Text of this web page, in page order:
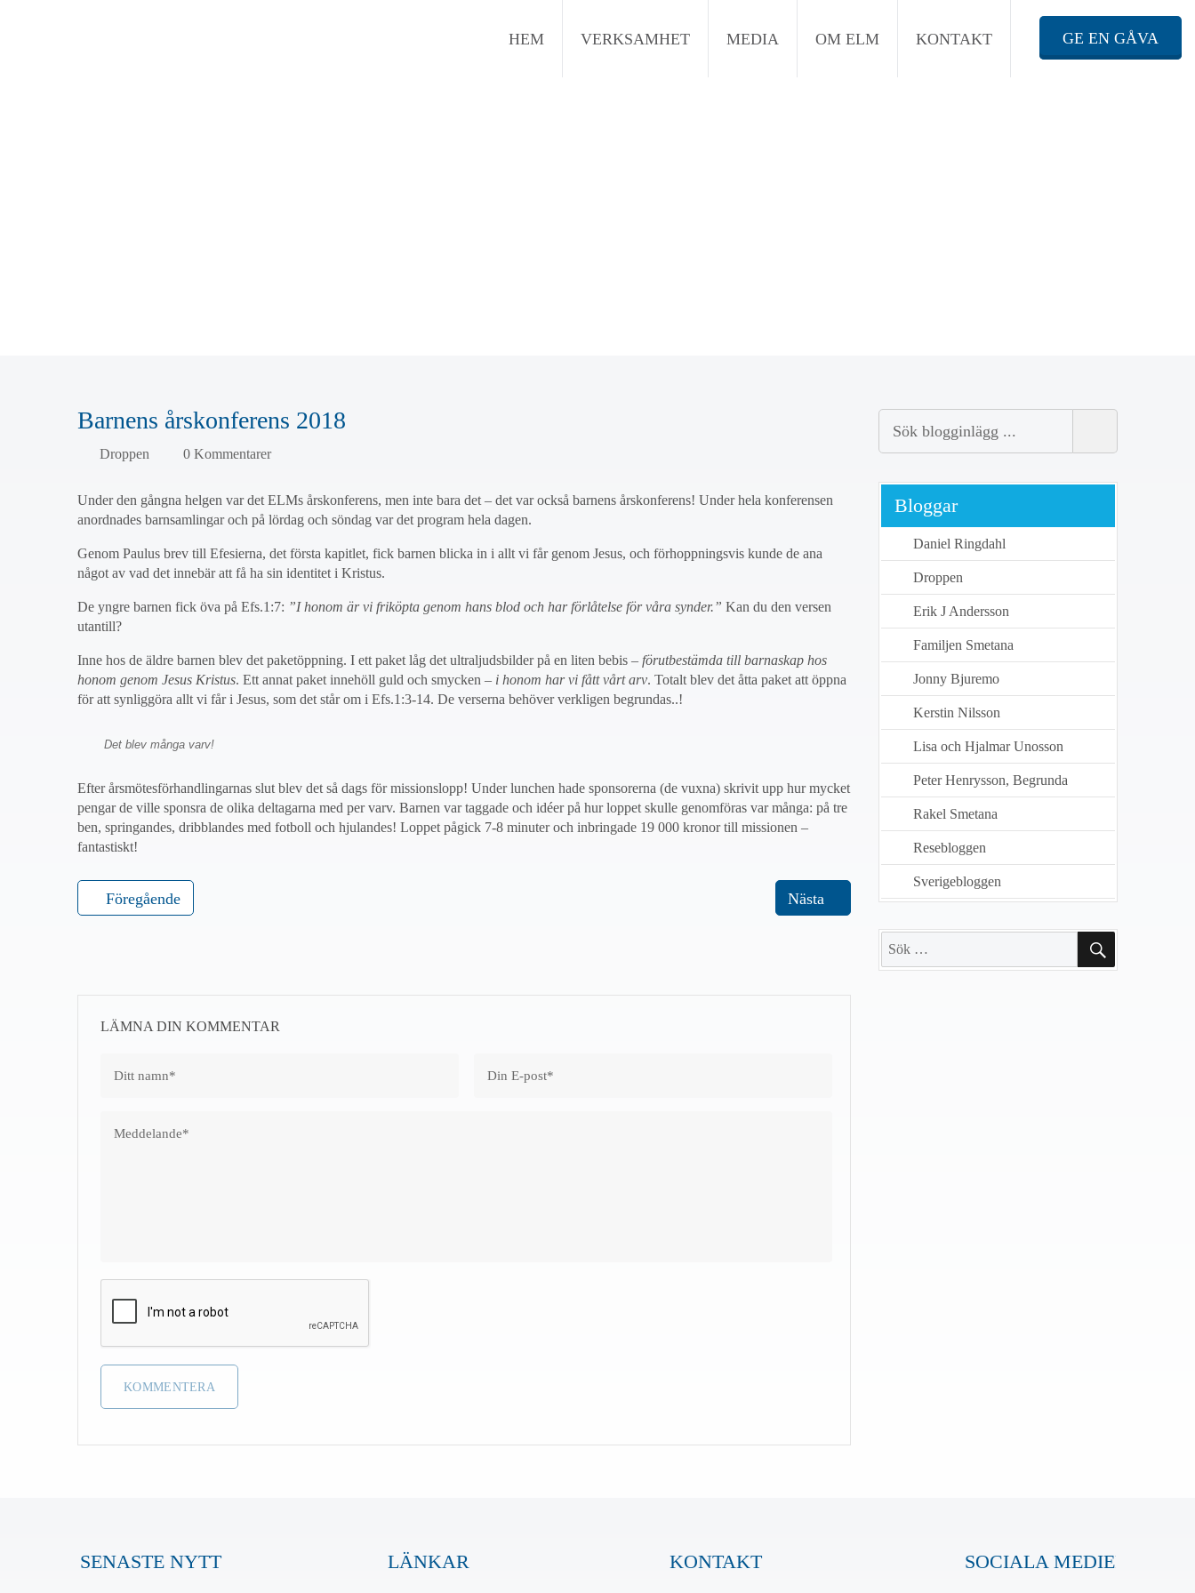
HEM VERKSAMHET MEDIA OM ELM KONTAKT GE EN GÅVA
Barnens årskonferens 2018
Droppen 0 Kommentarer
Under den gångna helgen var det ELMs årskonferens, men inte bara det – det var också barnens årskonferens! Under hela konferensen
anordnades barnsamlingar och på lördag och söndag var det program hela dagen.
Genom Paulus brev till Efesierna, det första kapitlet, fick barnen blicka in i allt vi får genom Jesus, och förhoppningsvis kunde de ana
något av vad det innebär att få ha sin identitet i Kristus.
De yngre barnen fick öva på Efs.1:7: ”I honom är vi friköpta genom hans blod och har förlåtelse för våra synder.” Kan du den versen
utantill?
Inne hos de äldre barnen blev det paketöppning. I ett paket låg det ultraljudsbilder på en liten bebis – förutbestämda till barnaskap hos
honom genom Jesus Kristus. Ett annat paket innehöll guld och smycken – i honom har vi fått vårt arv. Totalt blev det åtta paket att öppna
för att synliggöra allt vi får i Jesus, som det står om i Efs.1:3-14. De verserna behöver verkligen begrundas..!
Det blev många varv!
Efter årsmötesförhandlingarnas slut blev det så dags för missionslopp! Under lunchen hade sponsorerna (de vuxna) skrivit upp hur mycket
pengar de ville sponsra de olika deltagarna med per varv. Barnen var taggade och idéer på hur loppet skulle genomföras var många: på tre
ben, springandes, dribblandes med fotboll och hjulandes! Loppet pågick 7-8 minuter och inbringade 19 000 kronor till missionen –
fantastiskt!
Föregående Nästa
LÄMNA DIN KOMMENTAR
Bloggar
Daniel Ringdahl
Droppen
Erik J Andersson
Familjen Smetana
Jonny Bjuremo
Kerstin Nilsson
Lisa och Hjalmar Unosson
Peter Henrysson, Begrunda
Rakel Smetana
Resebloggen
Sverigebloggen
efter:
SÖK
SENASTE NYTT LÄNKAR KONTAKT SOCIALA MEDIER